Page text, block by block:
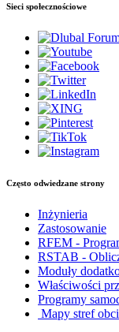
Sieci społecznościowe
Często odwiedzane strony
Inżynieria
Zastosowanie
RFEM -
RSTAB -
Moduły
Właściwości
Programy
Mapy stref